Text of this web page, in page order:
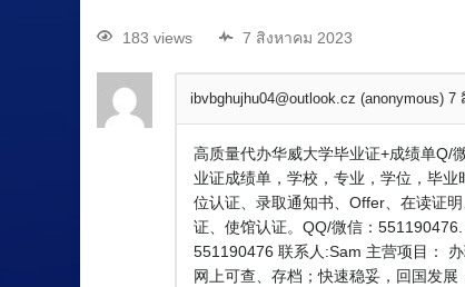
183 views 7 สิงหาคม 2023
ibvbghujhu04@outlook.cz (anonymous) 7
高质量代办华威大学毕业证+成绩单Q/
业证成绩单，学校，专业，学位，毕
位认证、录取通知书、Offer、在读证
证、使馆认证。QQ/微信：
551190476 联系人:Sam 主营项目：
网上可查、存档；快速稳妥，回国发